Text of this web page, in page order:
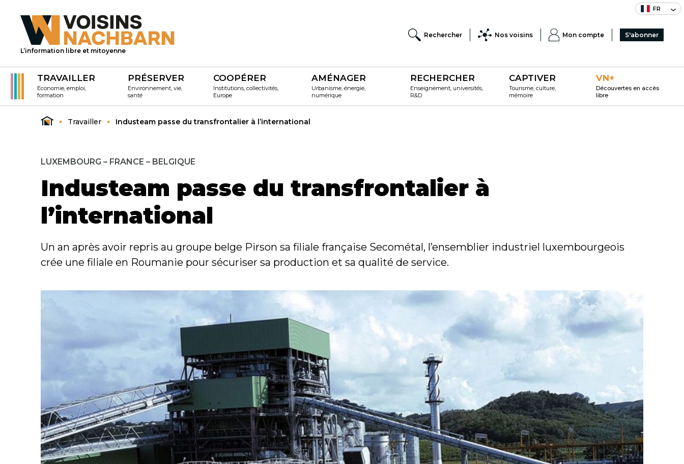
FR
L’information libre et mitoyenne
Rechercher Nos voisins Mon compte S'abonner
TRAVAILLER
Economie, emploi,
formation
PRÉSERVER
Environnement, vie,
santé
COOPÉRER
Institutions, collectivités,
Europe
AMÉNAGER
Urbanisme, énergie,
numérique
RECHERCHER
Enseignement, universités,
R&D
CAPTIVER
Tourisme, culture,
mémoire
VN+
Découvertes en accès
libre
Travailler Industeam passe du transfrontalier à l’international
LUXEMBOURG – FRANCE – BELGIQUE
Industeam passe du transfrontalier à
l’international
Un an après avoir repris au groupe belge Pirson sa filiale française Secométal, l’ensemblier industriel luxembourgeois
crée une filiale en Roumanie pour sécuriser sa production et sa qualité de service.